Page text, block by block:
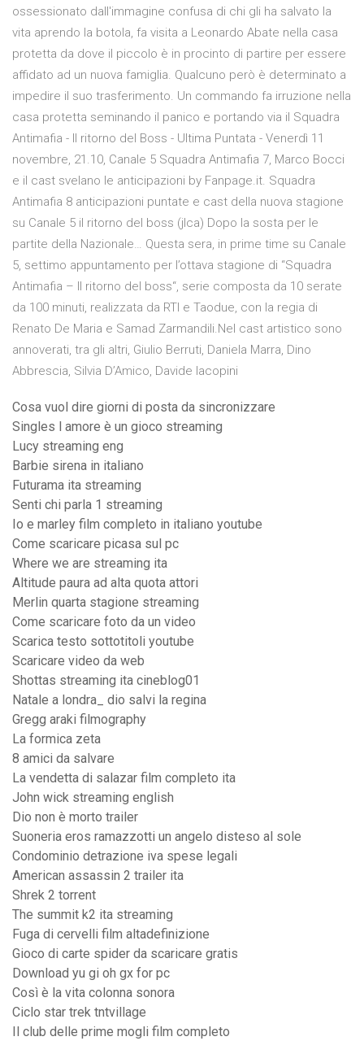
ossessionato dall'immagine confusa di chi gli ha salvato la
vita aprendo la botola, fa visita a Leonardo Abate nella casa
protetta da dove il piccolo è in procinto di partire per essere
affidato ad un nuova famiglia. Qualcuno però è determinato a
impedire il suo trasferimento. Un commando fa irruzione nella
casa protetta seminando il panico e portando via il Squadra
Antimafia - Il ritorno del Boss - Ultima Puntata - Venerdì 11
novembre, 21.10, Canale 5 Squadra Antimafia 7, Marco Bocci
e il cast svelano le anticipazioni by Fanpage.it. Squadra
Antimafia 8 anticipazioni puntate e cast della nuova stagione
su Canale 5 il ritorno del boss (jlca) Dopo la sosta per le
partite della Nazionale… Questa sera, in prime time su Canale
5, settimo appuntamento per l’ottava stagione di “Squadra
Antimafia – Il ritorno del boss“, serie composta da 10 serate
da 100 minuti, realizzata da RTI e Taodue, con la regia di
Renato De Maria e Samad Zarmandili.Nel cast artistico sono
annoverati, tra gli altri, Giulio Berruti, Daniela Marra, Dino
Abbrescia, Silvia D’Amico, Davide Iacopini
Cosa vuol dire giorni di posta da sincronizzare
Singles l amore è un gioco streaming
Lucy streaming eng
Barbie sirena in italiano
Futurama ita streaming
Senti chi parla 1 streaming
Io e marley film completo in italiano youtube
Come scaricare picasa sul pc
Where we are streaming ita
Altitude paura ad alta quota attori
Merlin quarta stagione streaming
Come scaricare foto da un video
Scarica testo sottotitoli youtube
Scaricare video da web
Shottas streaming ita cineblog01
Natale a londra_ dio salvi la regina
Gregg araki filmography
La formica zeta
8 amici da salvare
La vendetta di salazar film completo ita
John wick streaming english
Dio non è morto trailer
Suoneria eros ramazzotti un angelo disteso al sole
Condominio detrazione iva spese legali
American assassin 2 trailer ita
Shrek 2 torrent
The summit k2 ita streaming
Fuga di cervelli film altadefinizione
Gioco di carte spider da scaricare gratis
Download yu gi oh gx for pc
Così è la vita colonna sonora
Ciclo star trek tntvillage
Il club delle prime mogli film completo